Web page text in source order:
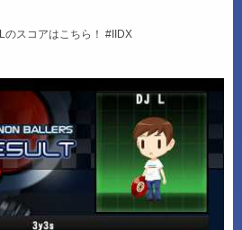
のスコアはこちら！ #IIDX